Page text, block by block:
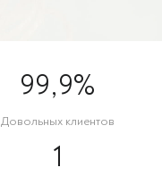
99,9%
Довольных клиентов
1